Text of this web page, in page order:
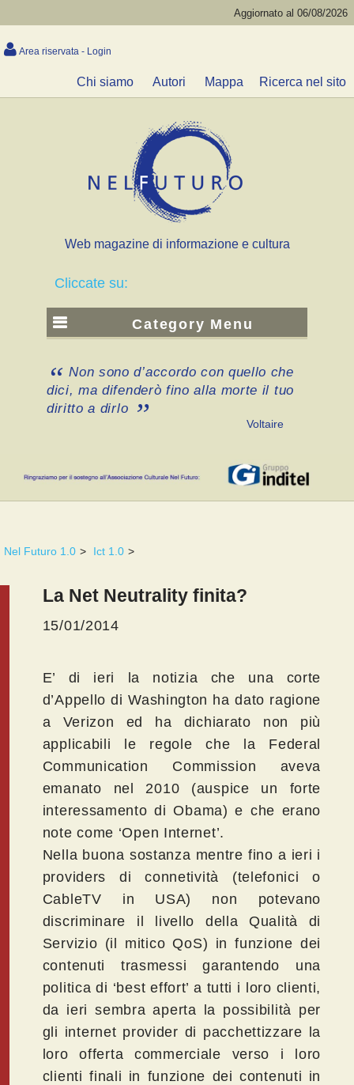
Aggiornato al 06/08/2026
Area riservata - Login
Chi siamo Autori Mappa Ricerca nel sito
Web magazine di informazione e cultura
Cliccate su:
Category Menu
Non sono d’accordo con quello che
dici, ma difenderò fino alla morte il tuo
diritto a dirlo
Voltaire
Nel Futuro 1.0 > Ict 1.0 >
La Net Neutrality finita?
15/01/2014
E’ di ieri la notizia che una corte
d’Appello di Washington ha dato ragione
a Verizon ed ha dichiarato non più
applicabili le regole che la Federal
Communication Commission aveva
emanato nel 2010 (auspice un forte
interessamento di Obama) e che erano
note come ‘Open Internet’.
Nella buona sostanza mentre fino a ieri i
providers di connetività (telefonici o
CableTV in USA) non potevano
discriminare il livello della Qualità di
Servizio (il mitico QoS) in funzione dei
contenuti trasmessi garantendo una
politica di ‘best effort’ a tutti i loro clienti,
da ieri sembra aperta la possibilità per
gli internet provider di pacchettizzare la
loro offerta commerciale verso i loro
clienti finali in funzione dei contenuti in